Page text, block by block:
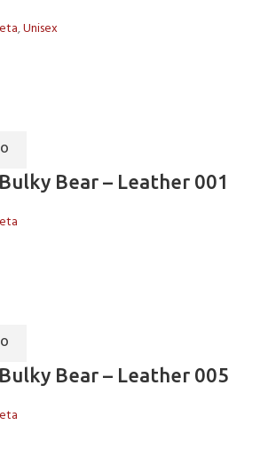
,Unisex
Bear – Leather 001
Bear – Leather 005